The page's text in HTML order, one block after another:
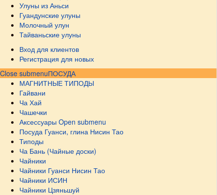
Улуны из Аньси
Гуандунские улуны
Молочный улун
Тайваньские улуны
Вход для клиентов
Регистрация для новых
Close submenuПОСУДА
МАГНИТНЫЕ ТИПОДЫ
Гайвани
Ча Хай
Чашечки
Аксессуары Open submenu
Посуда Гуанси, глина Нисин Тао
Типоды
Ча Бань (Чайные доски)
Чайники
Чайники Гуанси Нисин Тао
Чайники ИСИН
Чайники Цзяньшуй